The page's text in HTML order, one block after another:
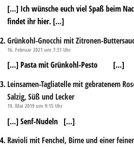
[…] Ich wünsche euch viel Spaß beim
findet ihr hier. […]
Grünkohl-Gnocchi mit Zitronen-
16. Februar 2021 um 7:31 Uhr
[…] Pasta mit Grünkohl-Pesto […]
Leinsamen-Tagliatelle mit gebratenem
Salzig, Süß und Lecker
19. Mai 2019 um 9:15 Uhr
[…] Senf-Nudeln […]
Ravioli mit Fenchel, Birne und einer